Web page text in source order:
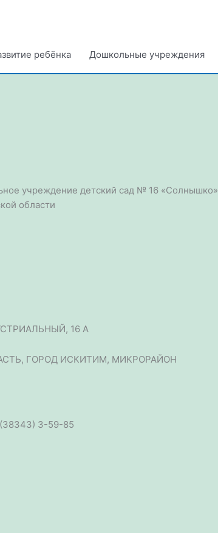
ребёнка Дошкольные учреждения
учреждение детский сад № 16 «Солнышко»
области
16 А
ГОРОД ИСКИТИМ, МИКРОРАЙОН
3-59-85